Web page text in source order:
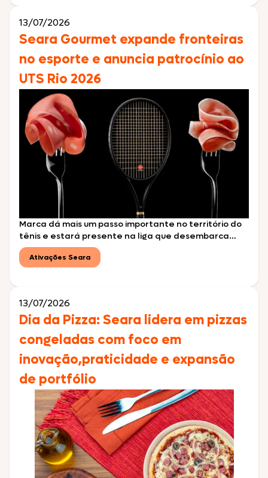
13/07/2026
Seara Gourmet expande fronteiras
no esporte e anuncia patrocínio ao
UTS Rio 2026
Marca dá mais um passo importante no território do
tênis e estará presente na liga que desembarca
pela primeira vez no Brasil com astros internacionais
da modalidade São Paulo, julho de 2026 – A Seara
Ativações Seara
13/07/2026
Dia da Pizza: Seara lidera em pizzas
congeladas com foco em
inovação,praticidade e expansão
de portfólio